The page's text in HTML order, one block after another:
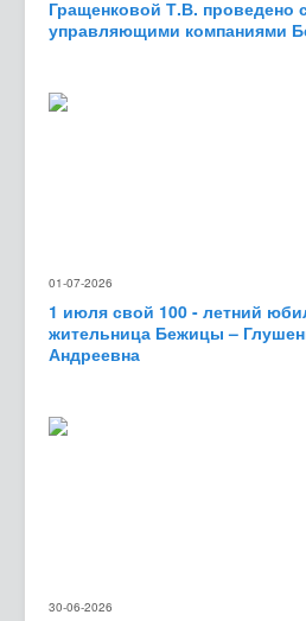
Гращенковой Т.В. проведено
управляющими компаниями
01-07-2026
1 июля свой 100 - летний
жительница Бежицы –
Андреевна
30-06-2026